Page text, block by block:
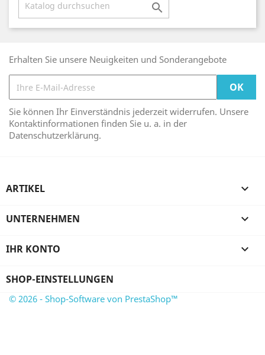

Erhalten Sie unsere Neuigkeiten und Sonderangebote
Sie können Ihr Einverständnis jederzeit widerrufen. Unsere
Kontaktinformationen finden Sie u. a. in der
Datenschutzerklärung.
ARTIKEL 
UNTERNEHMEN 
IHR KONTO 
SHOP-EINSTELLUNGEN
© 2026 - Shop-Software von PrestaShop™